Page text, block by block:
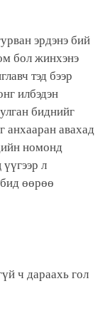
эрдэнэ бий
бол жинхэнэ
тэд бээр
илбэдэн
биднийг
авахад
номонд
үүгээр л
өөрөө
ч дараахь гол